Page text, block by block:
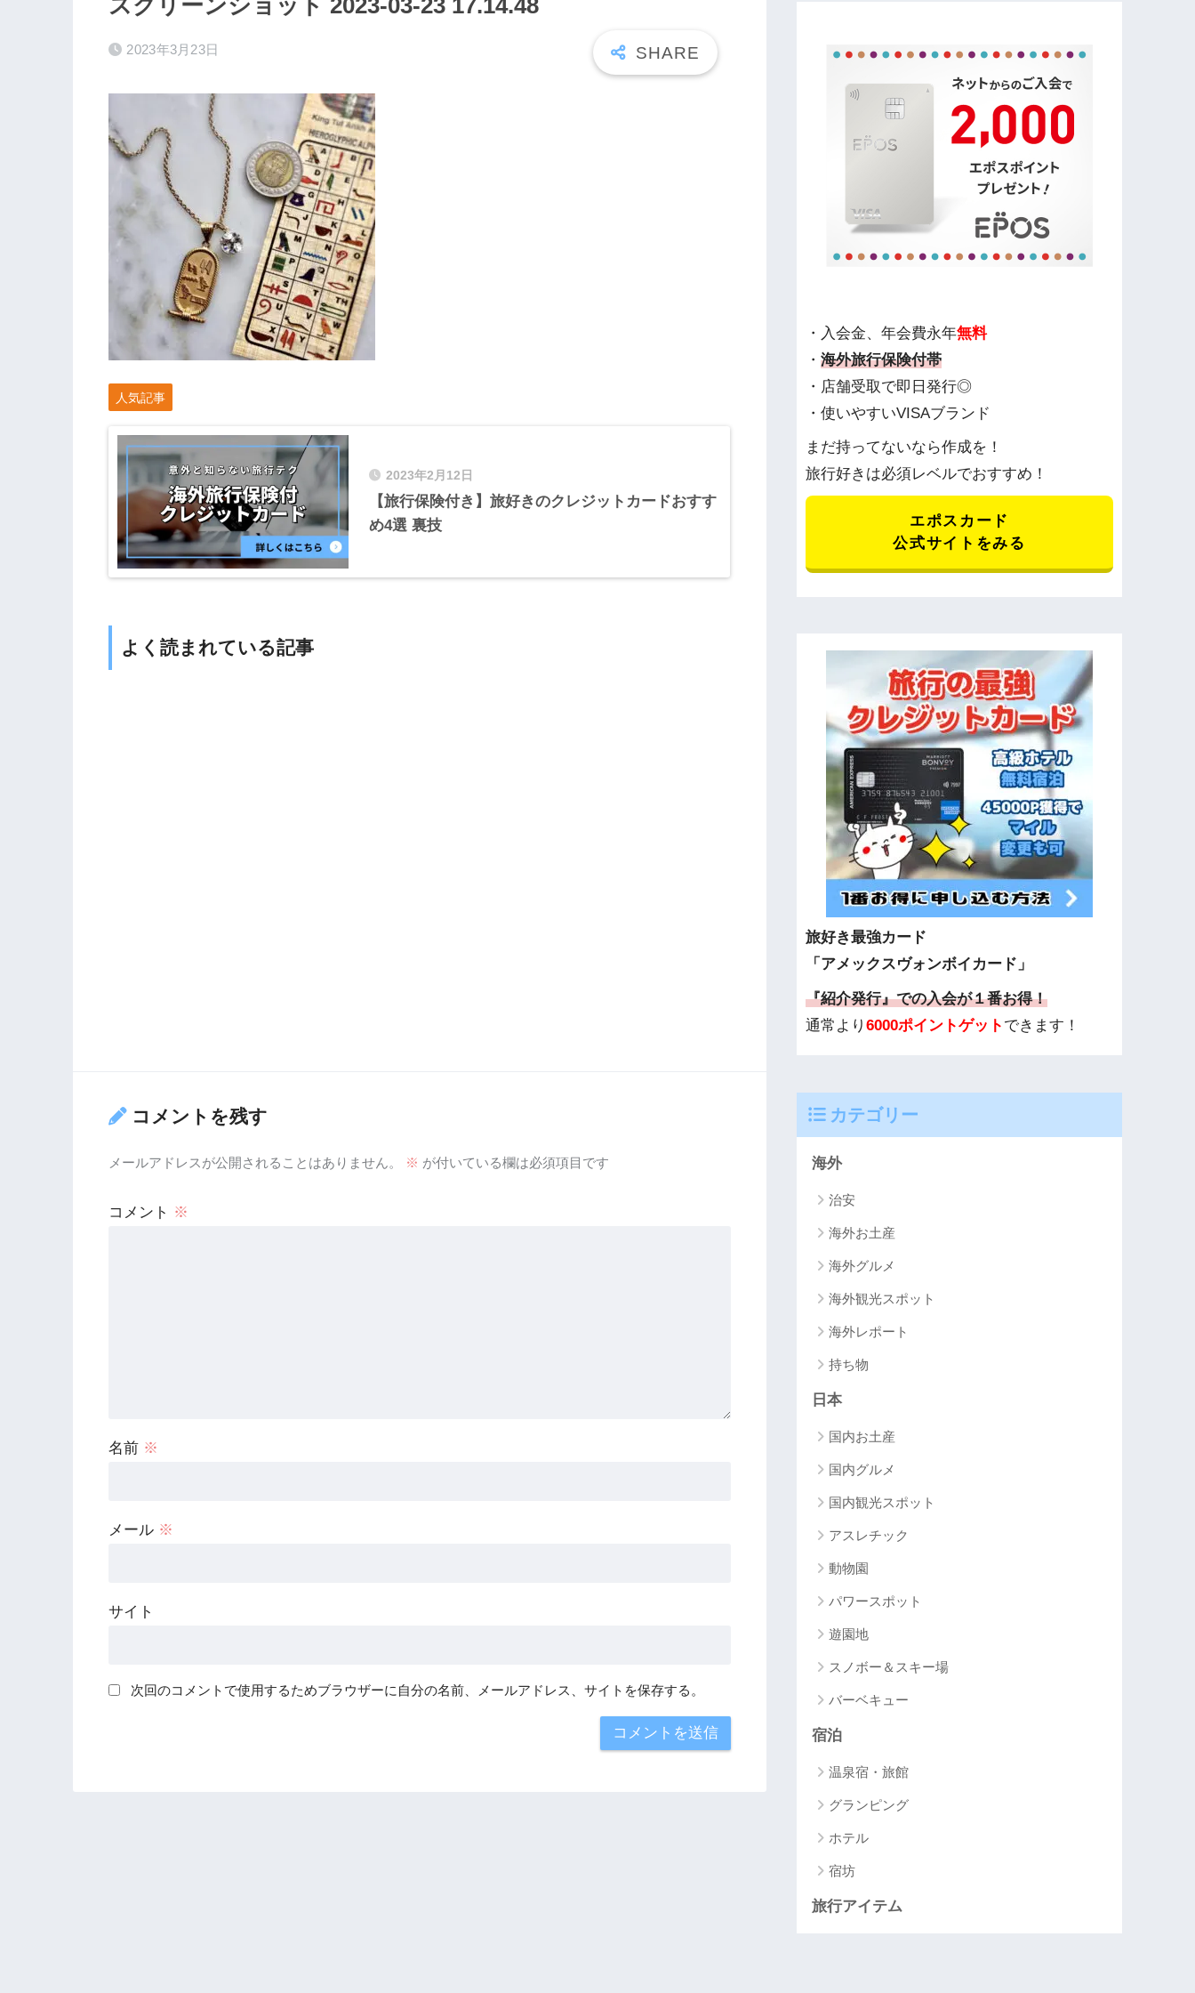
スクリーンショット 2023-03-23 17.14.48
2023年3月23日
人気記事
2023年2月12日
【旅行保険付き】旅好きのクレジットカードおすす
め4選 裏技
よく読まれている記事
コメントを残す
メールアドレスが公開されることはありません。 ※ が付いている欄は必須項目です
コメント ※
名前 ※
メール ※
サイト
次回のコメントで使用するためブラウザーに自分の名前、メールアドレス、サイトを保存する。
・入会金、年会費永年無料
・海外旅行保険付帯
・店舗受取で即日発行◎
・使いやすいVISAブランド
まだ持ってないなら作成を！
旅行好きは必須レベルでおすすめ！
エポスカード
公式サイトをみる
旅好き最強カード
「アメックスヴォンボイカード」
『紹介発行』での入会が１番お得！
通常より6000ポイントゲット できます！
カテゴリー
海外
治安
海外お土産
海外グルメ
海外観光スポット
海外レポート
持ち物
日本
国内お土産
国内グルメ
国内観光スポット
アスレチック
動物園
パワースポット
遊園地
スノボー＆スキー場
バーベキュー
宿泊
温泉宿・旅館
グランピング
ホテル
宿坊
旅行アイテム